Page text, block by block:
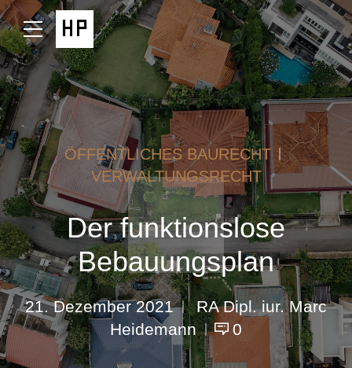
ÖFFENTLICHES BAURECHT
VERWALTUNGSRECHT
Der funktionslose
Bebauungsplan
21. Dezember 2021
RA Dipl. iur. Marc
Heidemann
0